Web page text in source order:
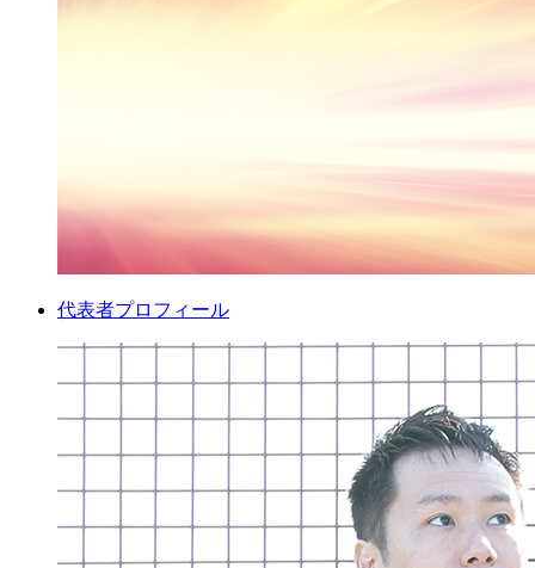
代表者プロフィール